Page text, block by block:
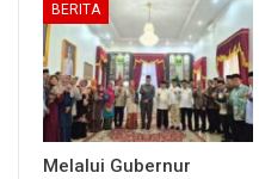
BERITA
Melalui Gubernur